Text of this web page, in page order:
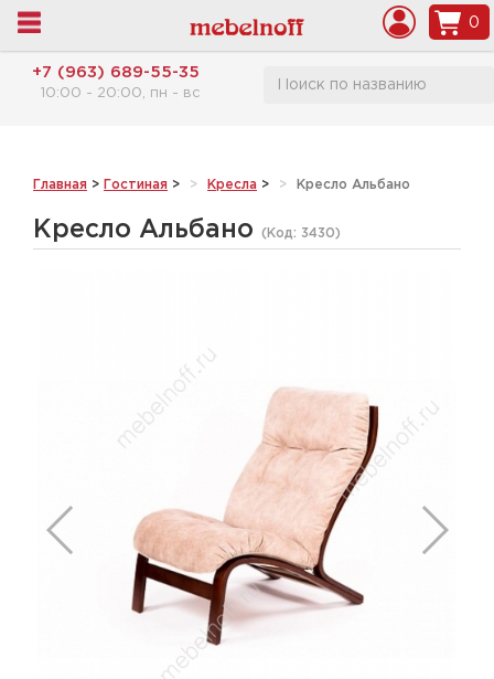
0
+7 (963) 689-55-35
10:00 - 20:00, пн - вс
Главная > Гостиная > Кресла > Кресло Альбано
Кресло Альбано (Код: 3430)